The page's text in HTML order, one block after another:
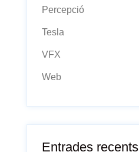
Percepció
Tesla
VFX
Web
Entrades recents